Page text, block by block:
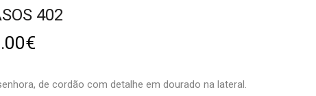
402
€
de cordão com detalhe em dourado na lateral.